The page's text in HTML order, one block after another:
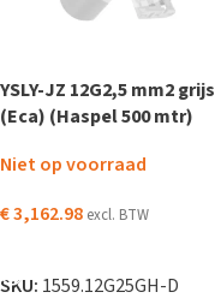
YSLY-JZ 12G2,5 mm2 grijs
(Eca) (Haspel 500 mtr)
Niet op voorraad
€3,162.98 excl. BTW
SKU: 1559.12G25GH-D